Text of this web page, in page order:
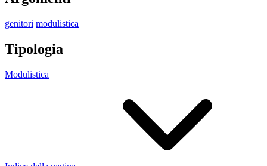
genitori modulistica
Tipologia
Modulistica